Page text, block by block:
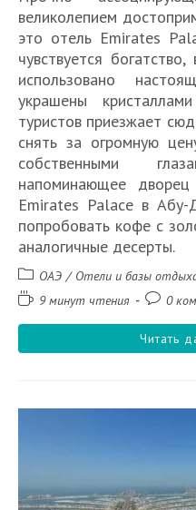
великолепием
это отель Emirates
чувствуется
использовано
украшены
туристов приезжает
снять за огромную
собственными
напоминающее
Emirates Palace в
попробовать кофе с
аналогичные десерты.
Рубрика
записи:
ОАЭ / Отели и базы
Время9 минут чтения
записи:
0
Читать